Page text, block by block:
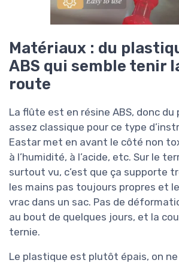
Matériaux : du
ABS qui semble tenir
route
La flûte est en résine ABS, donc
assez classique pour ce type
Eastar met en avant le côté non
à l’humidité, à l’acide, etc. Sur le
surtout vu, c’est que ça supporte
les mains pas toujours propres et
vrac dans un sac. Pas de
au bout de quelques jours, et la
ternie.
Le plastique est plutôt épais, on